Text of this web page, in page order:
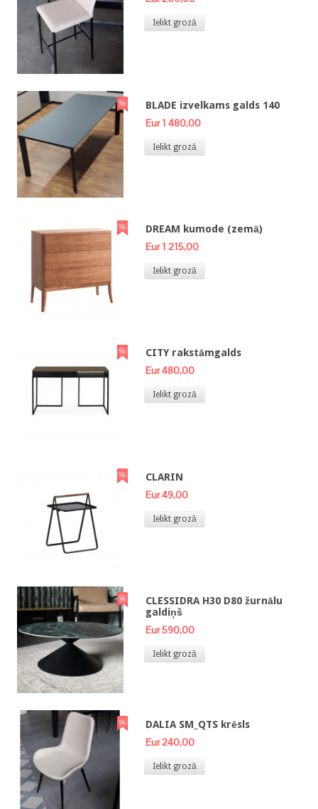
Ielikt grozā
BLADE izvelkams galds 140
Eur 1 480,00
Ielikt grozā
DREAM kumode (zemā)
Eur 1 215,00
Ielikt grozā
CITY rakstāmgalds
Eur 480,00
Ielikt grozā
CLARIN
Eur 49,00
Ielikt grozā
CLESSIDRA H30 D80 žurnālu
galdiņš
Eur 590,00
Ielikt grozā
DALIA SM_QTS krēsls
Eur 240,00
Ielikt grozā